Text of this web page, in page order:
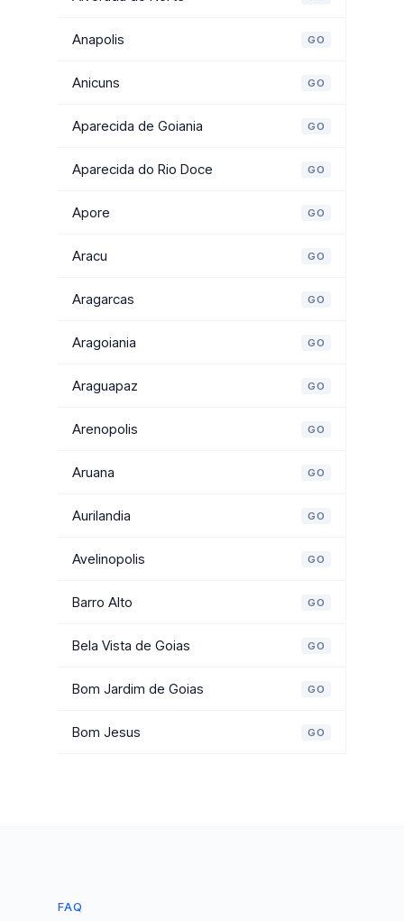
Anapolis GO
Anicuns GO
Aparecida de Goiania GO
Aparecida do Rio Doce GO
Apore GO
Aracu GO
Aragarcas GO
Aragoiania GO
Araguapaz GO
Arenopolis GO
Aruana GO
Aurilandia GO
Avelinopolis GO
Barro Alto GO
Bela Vista de Goias GO
Bom Jardim de Goias GO
Bom Jesus GO
FAQ